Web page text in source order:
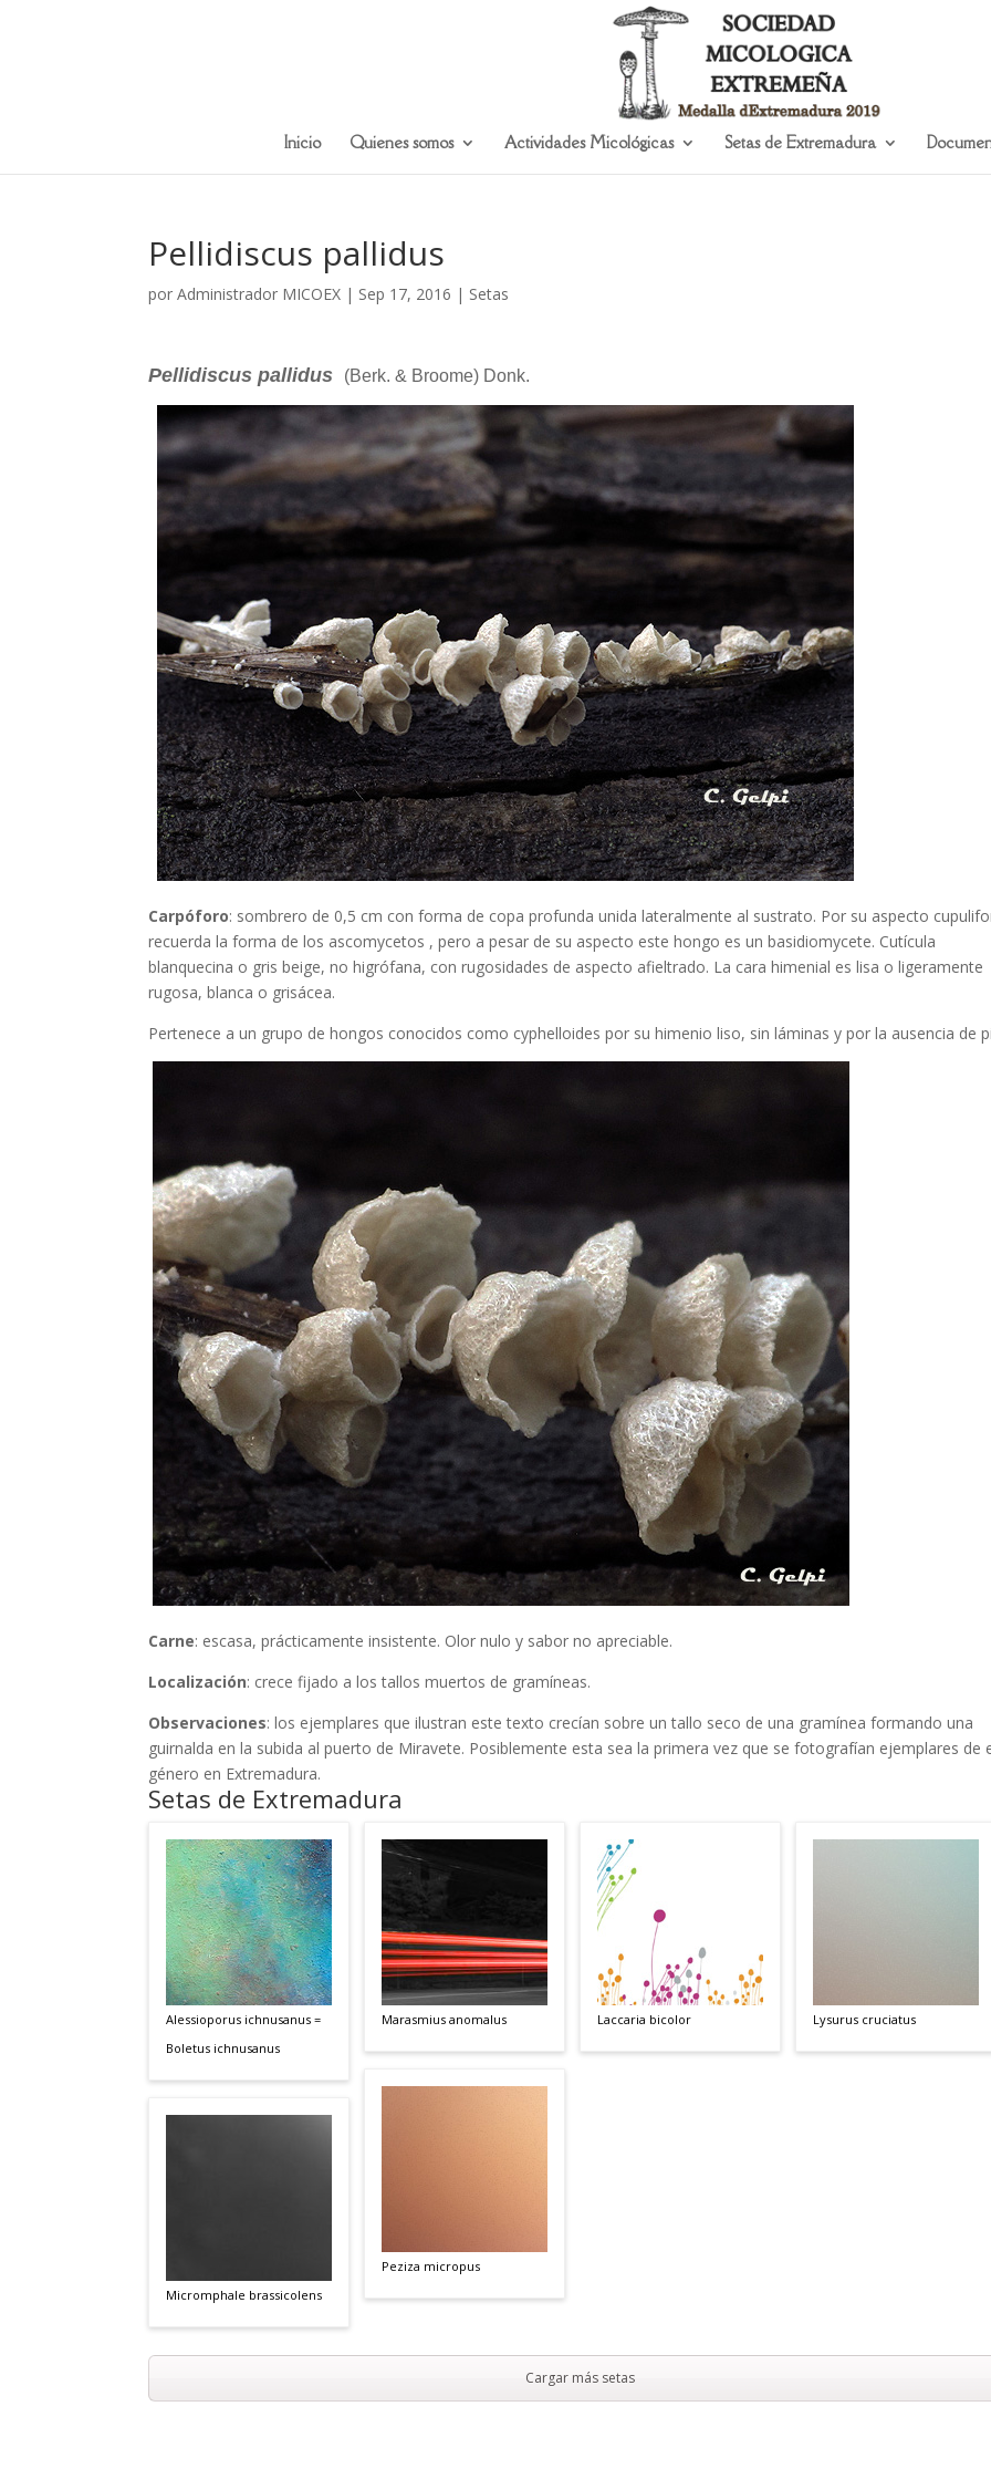
Inicio Quienes somos Actividades Micológicas Setas de Extremadura
Pellidiscus pallidus
porAdministrador MICOEX | Sep 17, 2016 | Setas
Pellidiscus pallidus (Berk. & Broome) Donk.
Carpóforo: sombrero de 0,5 cm con forma de copa profunda unida lateralmente al sustrato. Por su aspecto
recuerda la forma de los ascomycetos , pero a pesar de su aspecto este hongo es un basidiomycete. Cutícula
blanquecina o gris beige, no higrófana, con rugosidades de aspecto afieltrado. La cara himenial es lisa o ligeramente
rugosa, blanca o grisácea.
Pertenece a un grupo de hongos conocidos como cyphelloides por su himenio liso, sin láminas y por la ausencia de
Carne: escasa, prácticamente insistente. Olor nulo y sabor no apreciable.
Localización: crece fijado a los tallos muertos de gramíneas.
Observaciones: los ejemplares que ilustran este texto crecían sobre un tallo seco de una gramínea formando una
guirnalda en la subida al puerto de Miravete. Posiblemente esta sea la primera vez que se fotografían ejemplares de
género en Extremadura.
Setas de Extremadura
Alessioporus ichnusanus =
Boletus ichnusanus
Micromphale brassicolens
Marasmius anomalus
Peziza micropus
Laccaria bicolor Lysurus cruciatus
Cargar más setas